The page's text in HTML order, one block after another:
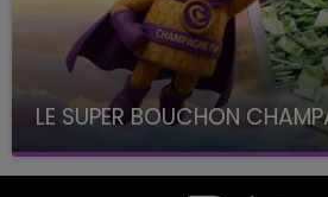
LE SUPER BOUCHON
avec La Famille Champagne